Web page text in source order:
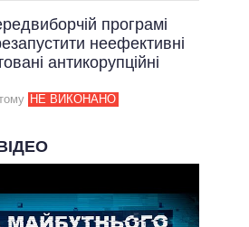
програмі
неефективні
антикорупційні
НЕ ВИКОНАНО